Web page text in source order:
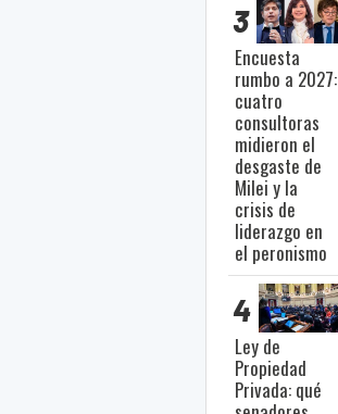
3
Encuesta
rumbo a 2027:
cuatro
consultoras
midieron el
desgaste de
Milei y la
crisis de
liderazgo en
el peronismo
4
Ley de
Propiedad
Privada: qué